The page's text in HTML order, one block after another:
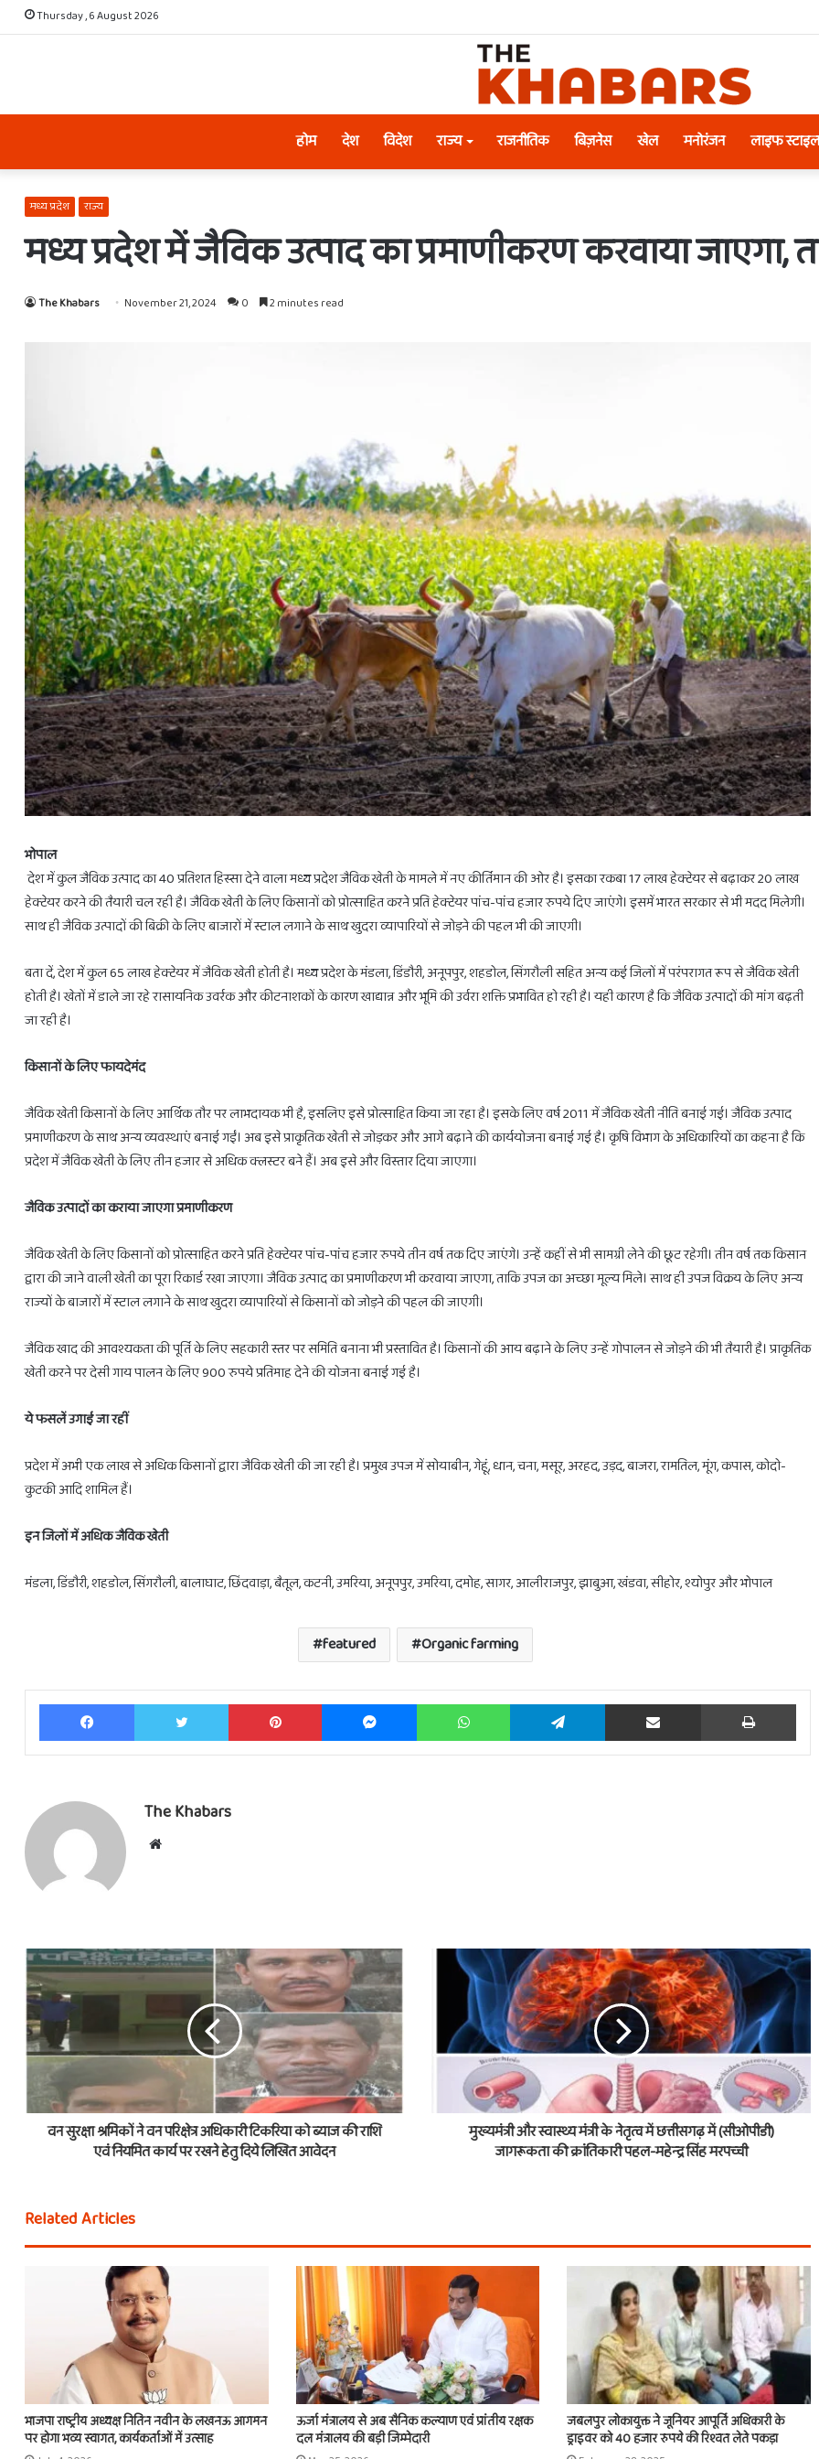
Thursday , 6 August 2026
होम देश विदेश राज्य राजनीतिक बिज़नेस खेल मनोरंजन लाइफ स्टाइल
मध्य प्रदेश राज्य
मध्य प्रदेश में जैविक उत्पाद का प्रमाणीकरण करवाया
The Khabars November 21, 2024 0 2 minutes read
भोपाल
देश में कुल जैविक उत्पाद का 40 प्रतिशत हिस्सा देने वाला मध्य प्रदेश जैविक खेती के मामले में नए कीर्तिमान की ओर है। इसका रकबा 17 लाख हेक्टेयर से बढ़ाकर 20 लाख
हेक्टेयर करने की तैयारी चल रही है। जैविक खेती के लिए किसानों को प्रोत्साहित करने प्रति हेक्टेयर पांच-पांच हजार रुपये दिए जाएंगे। इसमें भारत सरकार से भी मदद मिलेगी।
साथ ही जैविक उत्पादों की बिक्री के लिए बाजारों में स्टाल लगाने के साथ खुदरा व्यापारियों से जोड़ने की पहल भी की जाएगी।
बता दें, देश में कुल 65 लाख हेक्टेयर में जैविक खेती होती है। मध्य प्रदेश के मंडला, डिंडौरी, अनूपपुर, शहडोल, सिंगरौली सहित अन्य कई जिलों में परंपरागत रूप से जैविक खेती
होती है। खेतों में डाले जा रहे रासायनिक उवर्रक और कीटनाशकों के कारण खाद्यान्न और भूमि की उर्वरा शक्ति प्रभावित हो रही है। यही कारण है कि जैविक उत्पादों की मांग बढ़ती
जा रही है।
किसानों के लिए फायदेमंद
जैविक खेती किसानों के लिए आर्थिक तौर पर लाभदायक भी है, इसलिए इसे प्रोत्साहित किया जा रहा है। इसके लिए वर्ष 2011 में जैविक खेती नीति बनाई गई। जैविक उत्पाद
प्रमाणीकरण के साथ अन्य व्यवस्थाएं बनाई गईं। अब इसे प्राकृतिक खेती से जोड़कर और आगे बढ़ाने की कार्ययोजना बनाई गई है। कृषि विभाग के अधिकारियों का कहना है कि
प्रदेश में जैविक खेती के लिए तीन हजार से अधिक क्लस्टर बने हैं। अब इसे और विस्तार दिया जाएगा।
जैविक उत्पादों का कराया जाएगा प्रमाणीकरण
जैविक खेती के लिए किसानों को प्रोत्साहित करने प्रति हेक्टेयर पांच-पांच हजार रुपये तीन वर्ष तक दिए जाएंगे। उन्हें कहीं से भी सामग्री लेने की छूट रहेगी। तीन वर्ष तक किसान
द्वारा की जाने वाली खेती का पूरा रिकार्ड रखा जाएगा। जैविक उत्पाद का प्रमाणीकरण भी करवाया जाएगा, ताकि उपज का अच्छा मूल्य मिले। साथ ही उपज विक्रय के लिए अन्य
राज्यों के बाजारों में स्टाल लगाने के साथ खुदरा व्यापारियों से किसानों को जोड़ने की पहल की जाएगी।
जैविक खाद की आवश्यकता की पूर्ति के लिए सहकारी स्तर पर समिति बनाना भी प्रस्तावित है। किसानों की आय बढ़ाने के लिए उन्हें गोपालन से जोड़ने की भी तैयारी है। प्राकृतिक
खेती करने पर देसी गाय पालन के लिए 900 रुपये प्रतिमाह देने की योजना बनाई गई है।
ये फसलें उगाई जा रहीं
प्रदेश में अभी एक लाख से अधिक किसानों द्वारा जैविक खेती की जा रही है। प्रमुख उपज में सोयाबीन, गेहूं, धान, चना, मसूर, अरहद, उड़द, बाजरा, रामतिल, मूंग, कपास, कोदो-
कुटकी आदि शामिल हैं।
इन जिलों में अधिक जैविक खेती
मंडला, डिंडौरी, शहडोल, सिंगरौली, बालाघाट, छिंदवाड़ा, बैतूल, कटनी, उमरिया, अनूपपुर, उमरिया, दमोह, सागर, आलीराजपुर, झाबुआ, खंडवा, सीहोर, श्योपुर और भोपाल
featured Organic farming
Facebook Twitter Pinterest Messenger WhatsApp Telegram Share via Email Print
The Khabars
Website
वन सुरक्षा श्रमिकों ने वन परिक्षेत्र अधिकारी टिकरिया को ब्याज की राशि
एवं नियमित कार्य पर रखने हेतु दिये लिखित आवेदन
मुख्यमंत्री और स्वास्थ्य मंत्री के नेतृत्व में छत्तीसगढ़ में (सीओपीडी)
जागरूकता की क्रांतिकारी पहल-महेन्द्र सिंह मरपच्ची
Related Articles
भाजपा राष्ट्रीय अध्यक्ष नितिन नवीन के लखनऊ आगमन
पर होगा भव्य स्वागत, कार्यकर्ताओं में उत्साह
ऊर्जा मंत्रालय से अब सैनिक कल्याण एवं प्रांतीय रक्षक
दल मंत्रालय की बड़ी जिम्मेदारी
जबलपुर लोकायुक्त ने जूनियर आपूर्ति अधिकारी के
ड्राइवर को 40 हजार रुपये की रिश्वत लेते पकड़ा
28
से
3
लाभ28 फरवरी से 3 राशियों को होगा लाभ ही लाभ
होलिका
के
लिए
ही
समय
होलिका दहन के लिए मिलेगा सिर्फ 1 घंटा का ही समय